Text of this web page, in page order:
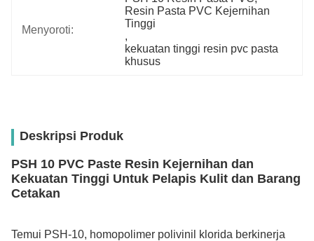
Menyoroti:
Resin Pasta PVC Kejernihan
Tinggi
,
kekuatan tinggi resin pvc pasta
khusus
Deskripsi Produk
PSH 10 PVC Paste Resin Kejernihan dan
Kekuatan Tinggi Untuk Pelapis Kulit dan Barang
Cetakan
Temui PSH-10, homopolimer polivinil klorida berkinerja